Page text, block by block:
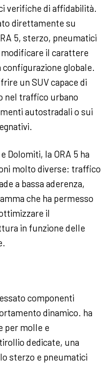
verifiche di affidabilità.
direttamente su
5, sterzo, pneumatici
il carattere
globale.
un SUV capace di
nel traffico urbano
autostradali o sui
Dolomiti, la ORA 5 ha
molto diverse: traffico
a bassa aderenza,
che ha permesso
il
in funzione delle
componenti
dinamico. ha
per molle e
dedicate, una
sterzo e pneumatici